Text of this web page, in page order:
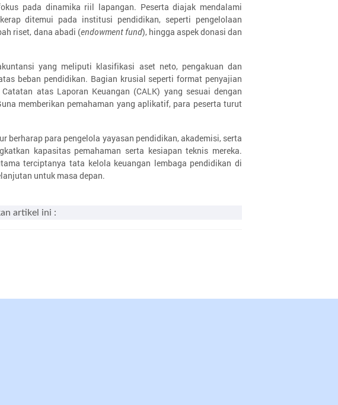
pada dinamika riil lapangan. Peserta diajak mendalami
ditemui pada institusi pendidikan, seperti pengelolaan
riset, dana abadi (endowment fund), hingga aspek donasi dan
yang meliputi klasifikasi aset neto, pengakuan dan
beban pendidikan. Bagian krusial seperti format penyajian
atas Laporan Keuangan (CALK) yang sesuai dengan
memberikan pemahaman yang aplikatif, para peserta turut
berharap para pengelola yayasan pendidikan, akademisi, serta
kapasitas pemahaman serta kesiapan teknis mereka.
terciptanya tata kelola keuangan lembaga pendidikan di
untuk masa depan.
artikel ini :